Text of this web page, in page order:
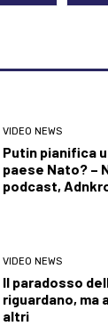
VIDEO NEWS
Putin pianifica
paese Nato? –
podcast,
VIDEO NEWS
Il paradosso
riguardano, ma
altri